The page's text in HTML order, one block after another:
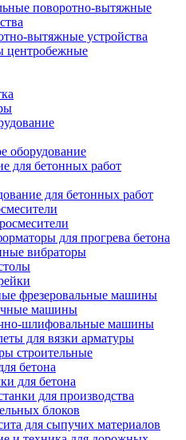
поворотно-вытяжные
вытяжные устройства
центробежные
оборудование
для бетонных работ
для бетонных работ
для прогрева бетона
вибраторы
фрезеровальные машины
машины
шлифовальные машины
для вязки арматуры
строительные
бетона
для бетона
для производства
блоков
для сыпучих материалов